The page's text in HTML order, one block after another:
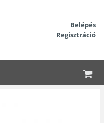
Belépés
Regisztráció